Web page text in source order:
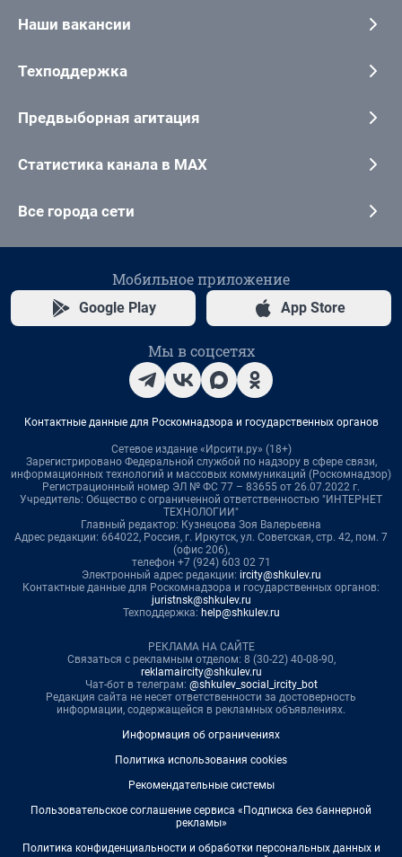
Наши вакансии
Техподдержка
Предвыборная агитация
Статистика канала в MAX
Все города сети
Мобильное приложение
Google Play App Store
Мы в соцсетях
Контактные данные для Роскомнадзора и государственных органов
Сетевое издание «Ирсити.ру» (18+)
Зарегистрировано Федеральной службой по надзору в сфере связи,
информационных технологий и массовых коммуникаций (Роскомнадзор)
Регистрационный номер ЭЛ № ФС 77 – 83655 от 26.07.2022 г.
Учредитель: Общество с ограниченной ответственностью "ИНТЕРНЕТ
ТЕХНОЛОГИИ"
Главный редактор: Кузнецова Зоя Валерьевна
Адрес редакции: 664022, Россия, г. Иркутск, ул. Советская, стр. 42, пом. 7
(офис 206),
телефон +7 (924) 603 02 71
Электронный адрес редакции: ircity@shkulev.ru
Контактные данные для Роскомнадзора и государственных органов:
juristnsk@shkulev.ru
Техподдержка: help@shkulev.ru
РЕКЛАМА НА САЙТЕ
Связаться с рекламным отделом: 8 (30-22) 40-08-90,
reklamaircity@shkulev.ru
Чат-бот в телеграм: @shkulev_social_ircity_bot
Редакция сайта не несет ответственности за достоверность
информации, содержащейся в рекламных объявлениях.
Информация об ограничениях
Политика использования cookies
Рекомендательные системы
Пользовательское соглашение сервиса «Подписка без баннерной
рекламы»
Политика конфиденциальности и обработки персональных данных и